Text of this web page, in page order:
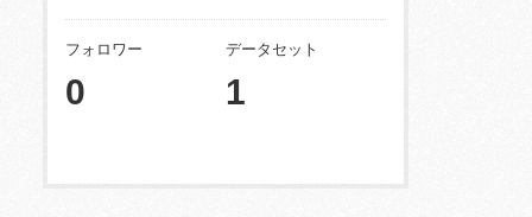
フォロワー
0
データセット
1